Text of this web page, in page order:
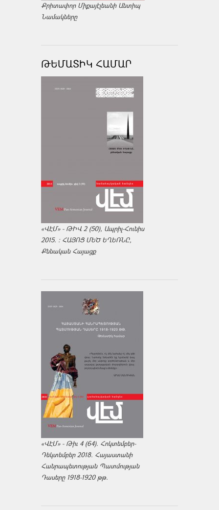
Քրիտափոր Միքայէլեանի Անտիպ
Նամակները
ԹԵՄԱՏԻԿ ՀԱՄԱՐ
«ՎԷՄ» - ԹԻՎ 2 (50), Ապրիլ-Հունիս
2015. : ՀԱՅՈՑ ՄԵԾ ԵՂԵՌՆԸ,
Քննական Հայացք
«ՎԷՄ» - Թիւ 4 (64). Հոկտեմբեր-
Դեկտեմբեր 2018. Հայաստանի
Հանրապետության Պատմության
Դասերը 1918-1920 թթ.